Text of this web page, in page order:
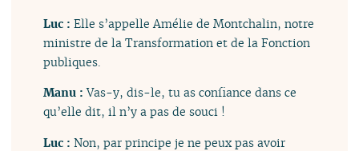
Luc :Elle s’appelle Amélie de Montchalin, notre
ministre de la Transformation et de la Fonction
publiques.
Manu :Vas-y, dis-le, tu as confiance dans ce
qu’elle dit, il n’y a pas de souci !
Luc :Non, par principe je ne peux pas avoir